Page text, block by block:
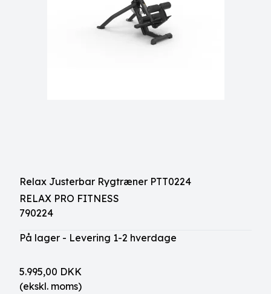
Relax Justerbar Rygtræner PTT0224
RELAX PRO FITNESS
790224
På lager - Levering 1-2 hverdage
5.995,00 DKK
(ekskl. moms)